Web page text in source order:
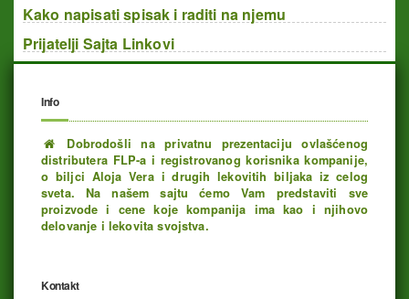
Kako napisati spisak i raditi na njemu
Prijatelji Sajta Linkovi
Info
Dobrodošli na privatnu prezentaciju ovlašćenog
distributera FLP-a i registrovanog korisnika kompanije,
o biljci Aloja Vera i drugih lekovitih biljaka iz celog
sveta. Na našem sajtu ćemo Vam predstaviti sve
proizvode i cene koje kompanija ima kao i njihovo
delovanje i lekovita svojstva.
Kontakt